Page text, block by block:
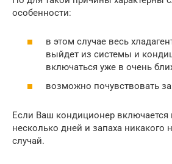
особенности:
в этом случае весь
выйдет из системы и
включаться уже в очень
возможно почувствовать
Если Ваш кондиционер
несколько дней и запаха никакого
случай.